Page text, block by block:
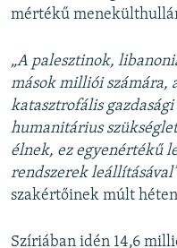
mértékű
„A palesztinok,
mások milliói
katasztrofális gazdasági
humanitárius
élnek, ez egyenértékű
rendszerek
szakértőinek múlt
Szíriában idén 14,6